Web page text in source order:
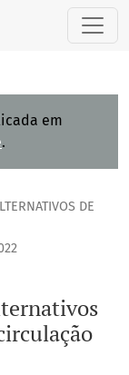
produção,
em
.
DE